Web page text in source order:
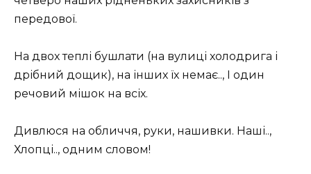
передової.
На двох теплі бушлати (на вулиці холодрига і
дрібний дощик), на інших їх немає.., І один
речовий мішок на всіх.
Дивлюся на обличчя, руки, нашивки. Наші..,
Хлопці.., одним словом!